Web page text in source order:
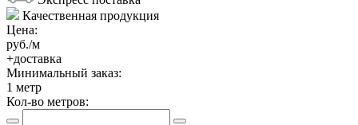
Качественная продукция
Цена:
руб./м
+доставка
Минимальный заказ:
1 метр
Кол-во метров: